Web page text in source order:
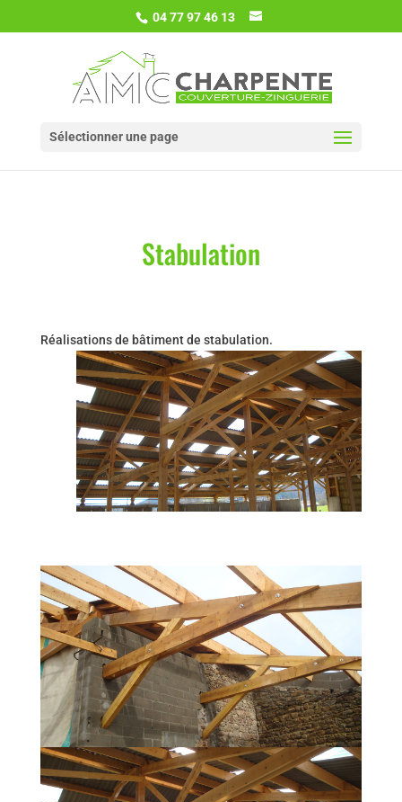
04 77 97 46 13
Sélectionner une page
Stabulation
Réalisations de bâtiment de stabulation.